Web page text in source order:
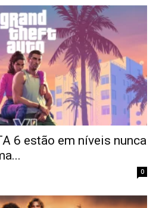
6 estão em níveis nunca
0